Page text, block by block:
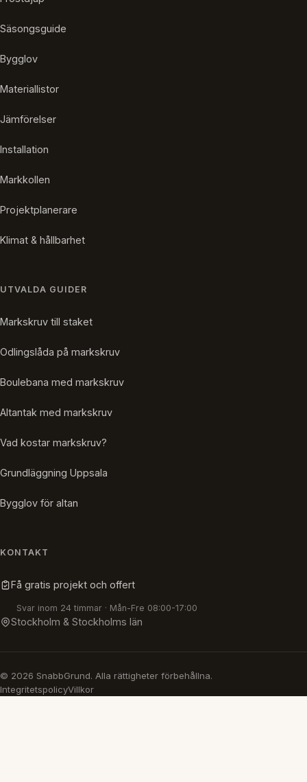
Säsongsguide
Bygglov
Materiallistor
Jämförelser
Installation
Markkollen
Projektplanerare
Klimat & hållbarhet
UTVALDA GUIDER
Markskruv till staket
Odlingslåda på markskruv
Boulebana med markskruv
Altantak med markskruv
Vad kostar markskruv?
Grundläggning Uppsala
Bygglov för altan
KONTAKT
Få gratis projekt och offert
Svar inom 24 timmar · Mån-Fre 08:00-17:00
Stockholm & Stockholms län
© 2026 SnabbGrund. Alla rättigheter förbehållna.
IntegritetspolicyVillkor